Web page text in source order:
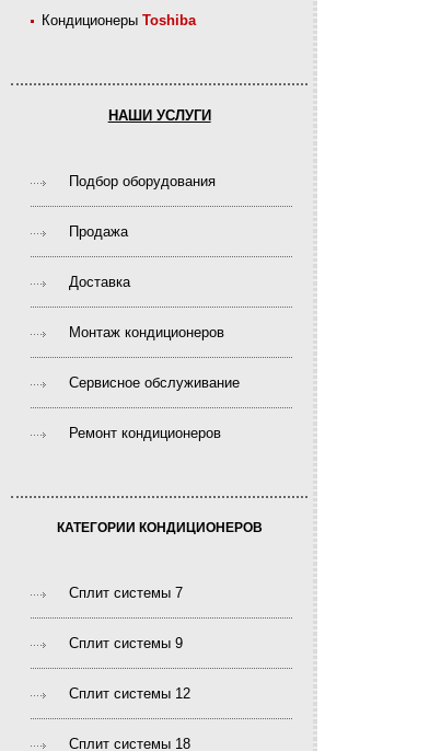
КондиционерыToshiba
НАШИ УСЛУГИ
Подбор оборудования
Продажа
Доставка
Монтаж кондиционеров
Сервисное обслуживание
Ремонт кондиционеров
КАТЕГОРИИ КОНДИЦИОНЕРОВ
Сплит системы 7
Сплит системы 9
Сплит системы 12
Сплит системы 18